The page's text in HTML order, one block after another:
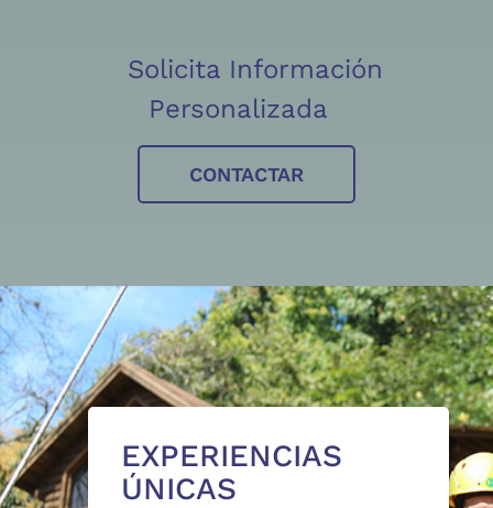
Solicita Información
Personalizada
CONTACTAR
EXPERIENCIAS
ÚNICAS